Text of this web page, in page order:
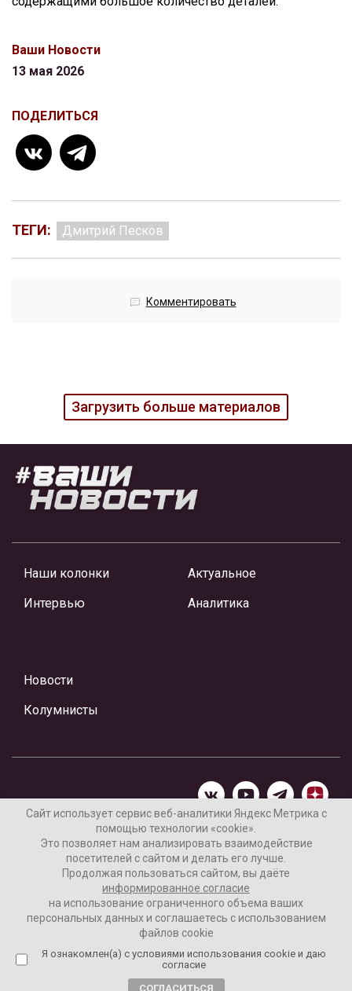
Ваши Новости
13 мая 2026
ПОДЕЛИТЬСЯ
ТЕГИ: Дмитрий Песков
Комментировать
Загрузить больше материалов
Наши колонки
Интервью
Актуальное
Аналитика
Новости
Колумнисты
Материалы предоставлены редакцией Интернет-газеты
«Ваши новости»
Нашли ошибку? Выделите ее и нажмите Ctrl+Enter
Согласие пользователя на обработку данных
Сайт использует сервис веб-аналитики Яндекс Метрика с
помощью технологии «cookie».
Это позволяет нам анализировать взаимодействие
посетителей с сайтом и делать его лучше.
Продолжая пользоваться сайтом, вы даёте
информированное согласие
на использование ограниченного объема ваших
персональных данных и соглашаетесь с использованием
файлов cookie
Я ознакомлен(а) с условиями использования cookie и даю
согласие
СОГЛАСИТЬСЯ